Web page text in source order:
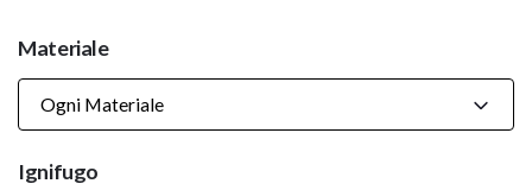
Materiale
Ogni Materiale
Ignifugo